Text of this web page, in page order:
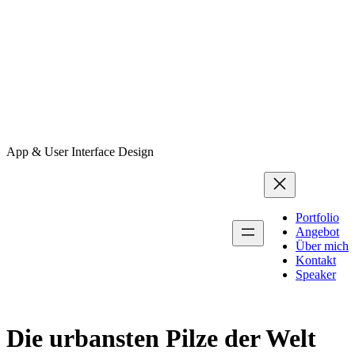
App & User Interface Design
Portfolio
Angebot
Über mich
Kontakt
Speaker
Die urbansten Pilze der Welt